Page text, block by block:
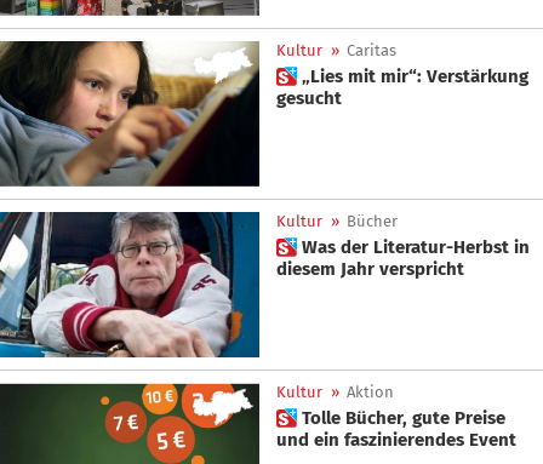
Kultur » Caritas
 „Lies mit mir“: Verstärkung
gesucht
Kultur » Bücher
 Was der Literatur-Herbst in
diesem Jahr verspricht
Kultur » Aktion
 Tolle Bücher, gute Preise
und ein faszinierendes Event